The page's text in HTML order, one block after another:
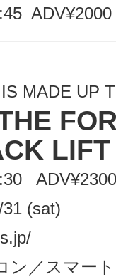
MADE UP
LIFT
(sat)
ン／スマー